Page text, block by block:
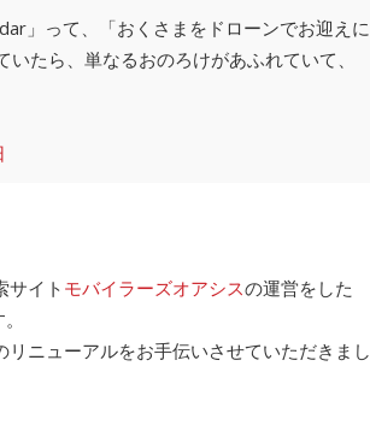
」って、「おくさまをドローンでお迎えに
たら、単なるおのろけがあふれていて、
サイト モバイラーズオアシスの運営をした
リニューアルをお手伝いさせていただきまし